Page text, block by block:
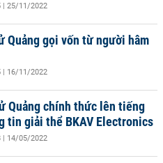
| 25/11/2022
Quảng gọi vốn từ người hâm
| 16/11/2022
Quảng chính thức lên tiếng
tin giải thể BKAV Electronics
| 14/05/2022